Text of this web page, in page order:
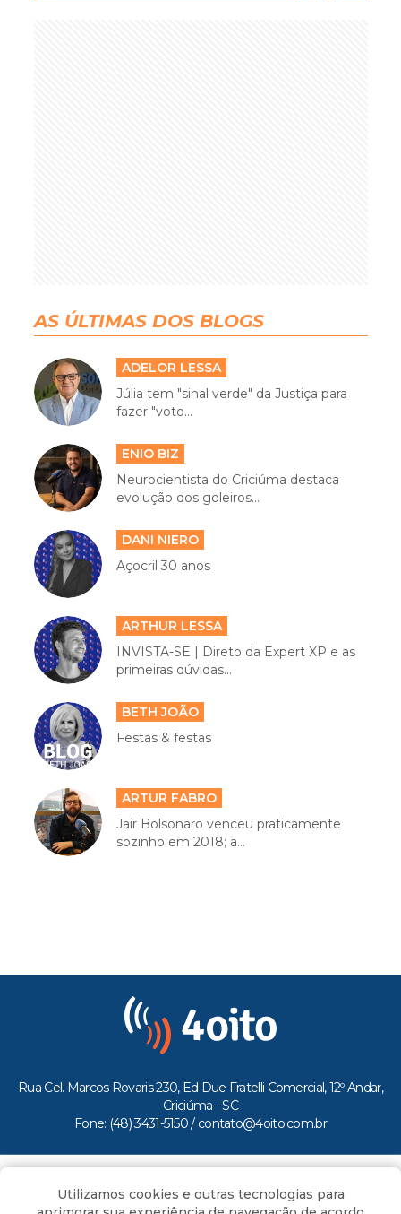
AS ÚLTIMAS DOS BLOGS
ADELOR LESSA
Júlia tem "sinal verde" da Justiça para
fazer "voto...
ENIO BIZ
Neurocientista do Criciúma destaca
evolução dos goleiros...
DANI NIERO
Açocril 30 anos
ARTHUR LESSA
INVISTA-SE | Direto da Expert XP e as
primeiras dúvidas...
BETH JOÃO
Festas & festas
ARTUR FABRO
Jair Bolsonaro venceu praticamente
sozinho em 2018; a...
Rua Cel. Marcos Rovaris 230, Ed Due Fratelli Comercial, 12º Andar,
Criciúma - SC
Fone: (48) 3431-5150 / contato@4oito.com.br
Todos os direitos reservados ao Portal 4oito
Utilizamos cookies e outras tecnologias para